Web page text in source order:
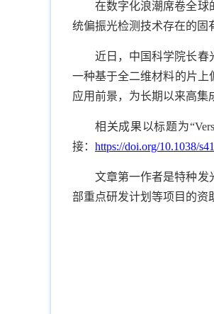
在数字化浪潮席卷全球
统偏振光检测技术存在的
近日，中国科学院长春
一种基于全二维材料的片上
应用前景，为长期以来高集
相关成果以标题为
接： https://doi.org/10.1038/
文章第一作者是特种发
部重点研发计划等项目的资